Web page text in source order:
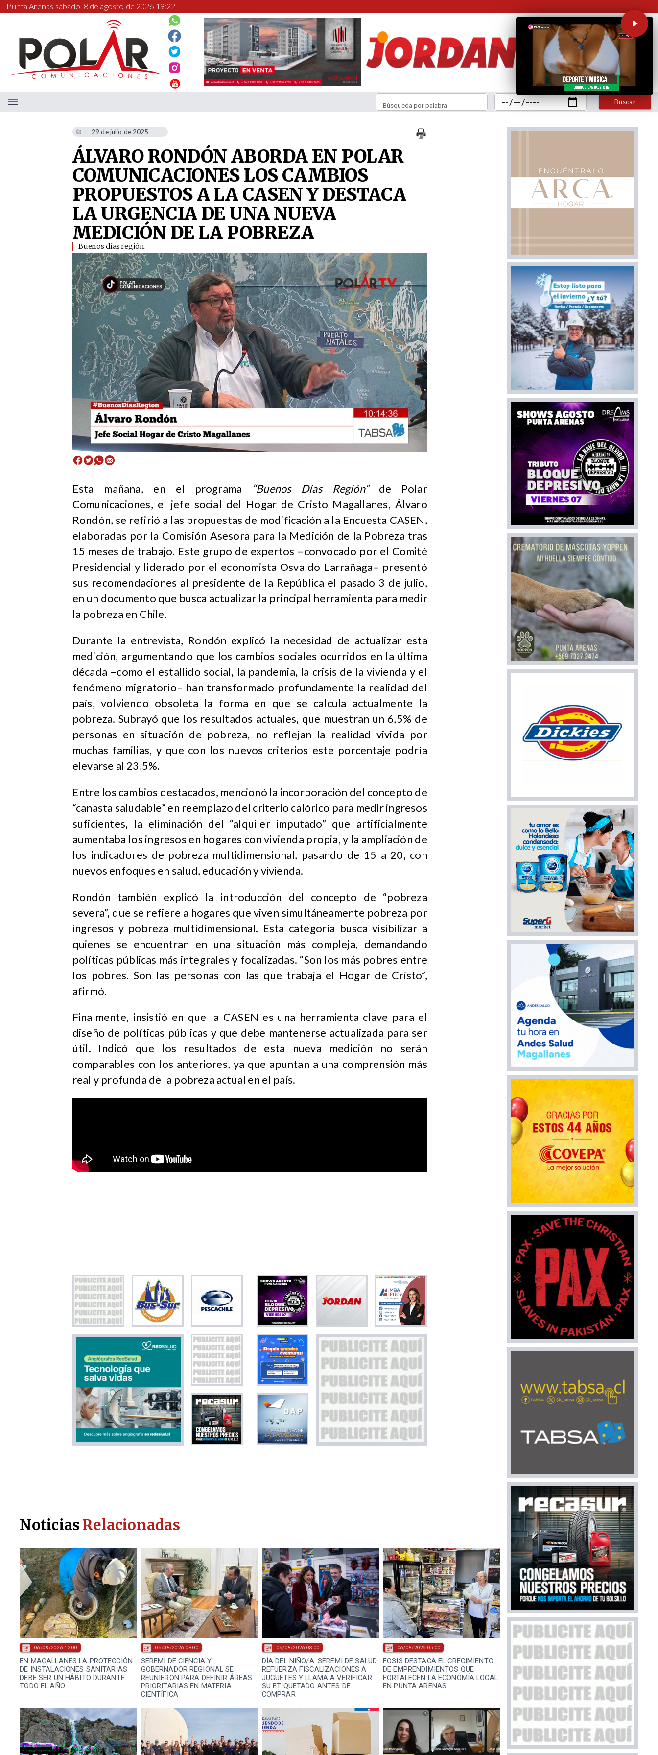
Punta Arenas,sábado, 8 de agosto de 2026 19:22
Buscar
Búsqueda por palabra
29 de julio de 2025
ÁLVARO RONDÓN ABORDA EN POLAR
COMUNICACIONES LOS CAMBIOS
PROPUESTOS A LA CASEN Y DESTACA
LA URGENCIA DE UNA NUEVA
MEDICIÓN DE LA POBREZA
Buenos días región.
Esta mañana, en el programa “Buenos Días Región”de Polar
Comunicaciones, el jefe social del Hogar de Cristo Magallanes, Álvaro
Rondón, se refirió a las propuestas de modificación a la Encuesta CASEN,
elaboradas por la Comisión Asesora para la Medición de la Pobreza tras
15 meses de trabajo. Este grupo de expertos –convocado por el Comité
Presidencial y liderado por el economista Osvaldo Larrañaga– presentó
sus recomendaciones al presidente de la República el pasado 3 de julio,
en un documento que busca actualizar la principal herramienta para medir
la pobreza en Chile.
Durante la entrevista, Rondón explicó la necesidad de actualizar esta
medición, argumentando que los cambios sociales ocurridos en la última
década –como el estallido social, la pandemia, la crisis de la vivienda y el
fenómeno migratorio– han transformado profundamente la realidad del
país, volviendo obsoleta la forma en que se calcula actualmente la
pobreza. Subrayó que los resultados actuales, que muestran un 6,5% de
personas en situación de pobreza, no reflejan la realidad vivida por
muchas familias, y que con los nuevos criterios este porcentaje podría
elevarse al 23,5%.
Entre los cambios destacados, mencionó la incorporación del concepto de
“canasta saludable” en reemplazo del criterio calórico para medir ingresos
suficientes, la eliminación del “alquiler imputado” que artificialmente
aumentaba los ingresos en hogares con vivienda propia, y la ampliación de
los indicadores de pobreza multidimensional, pasando de 15 a 20, con
nuevos enfoques en salud, educación y vivienda.
Rondón también explicó la introducción del concepto de “pobreza
severa”, que se refiere a hogares que viven simultáneamente pobreza por
ingresos y pobreza multidimensional. Esta categoría busca visibilizar a
quienes se encuentran en una situación más compleja, demandando
políticas públicas más integrales y focalizadas. “Son los más pobres entre
los pobres. Son las personas con las que trabaja el Hogar de Cristo”,
afirmó.
Finalmente, insistió en que la CASEN es una herramienta clave para el
diseño de políticas públicas y que debe mantenerse actualizada para ser
útil. Indicó que los resultados de esta nueva medición no serán
comparables con los anteriores, ya que apuntan a una comprensión más
real y profunda de la pobreza actual en el país.
EN MAGALLANES LA PROTECCIÓN
DE INSTALACIONES SANITARIAS
DEBE SER UN HÁBITO DURANTE
TODO EL AÑO
06/08/2026 12:00
SEREMI DE CIENCIA Y
GOBERNADOR REGIONAL SE
REUNIERON PARA DEFINIR ÁREAS
PRIORITARIAS EN MATERIA
CIENTÍFICA
06/08/2026 09:00
DÍA DEL NIÑO/A: SEREMI DE SALUD
REFUERZA FISCALIZACIONES A
JUGUETES Y LLAMA A VERIFICAR
SU ETIQUETADO ANTES DE
COMPRAR
06/08/2026 08:00
FOSIS DESTACA EL CRECIMIENTO
DE EMPRENDIMIENTOS QUE
FORTALECEN LA ECONOMÍA LOCAL
EN PUNTA ARENAS
06/08/2026 05:00
NoticiasRelacionadas